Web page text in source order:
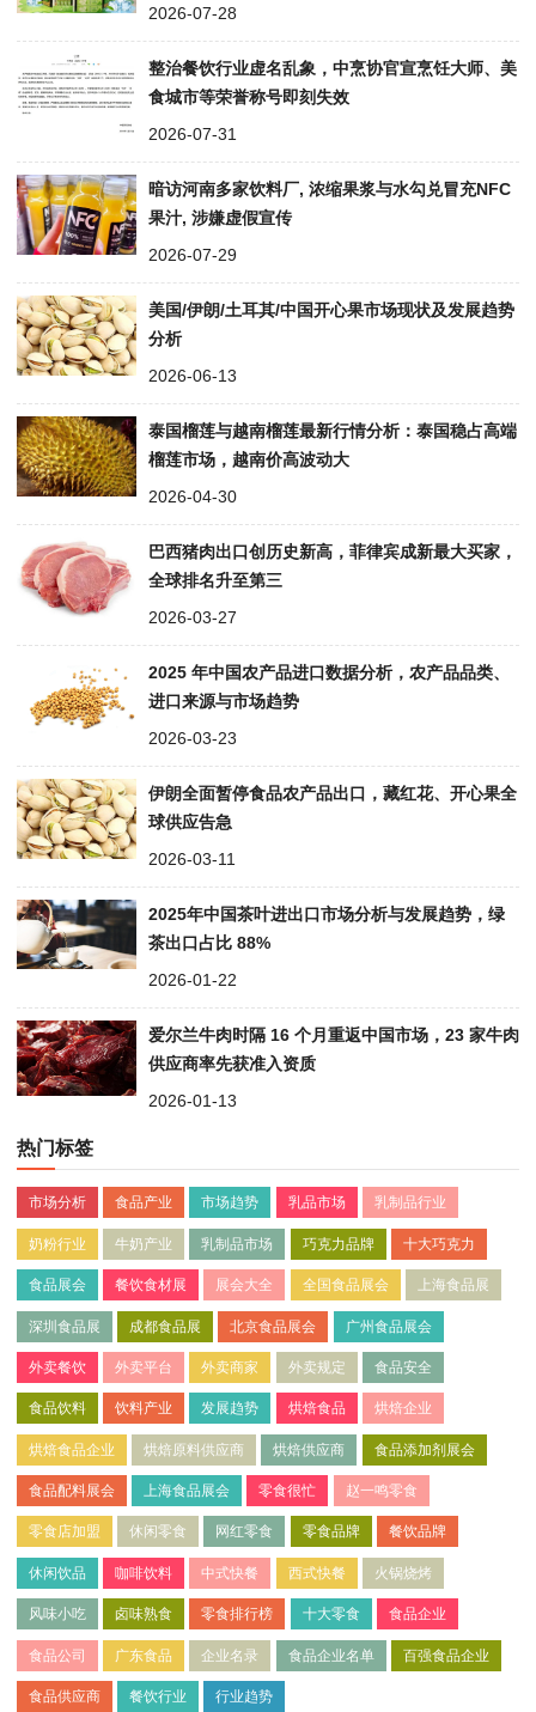
2026-07-28
整治餐饮行业虚名乱象，中烹协官宣烹饪大师、美
食城市等荣誉称号即刻失效
2026-07-31
暗访河南多家饮料厂, 浓缩果浆与水勾兑冒充NFC
果汁, 涉嫌虚假宣传
2026-07-29
美国/伊朗/土耳其/中国开心果市场现状及发展趋势
分析
2026-06-13
泰国榴莲与越南榴莲最新行情分析：泰国稳占高端
榴莲市场，越南价高波动大
2026-04-30
巴西猪肉出口创历史新高，菲律宾成新最大买家，
全球排名升至第三
2026-03-27
2025 年中国农产品进口数据分析，农产品品类、
进口来源与市场趋势
2026-03-23
伊朗全面暂停食品农产品出口，藏红花、开心果全
球供应告急
2026-03-11
2025年中国茶叶进出口市场分析与发展趋势，绿
茶出口占比 88%
2026-01-22
爱尔兰牛肉时隔 16 个月重返中国市场，23 家牛肉
供应商率先获准入资质
2026-01-13
热门标签
市场分析 食品产业 市场趋势 乳品市场 乳制品行业
奶粉行业 牛奶产业 乳制品市场 巧克力品牌 十大巧克力
食品展会 餐饮食材展 展会大全 全国食品展会 上海食品展
深圳食品展 成都食品展 北京食品展会 广州食品展会
外卖餐饮 外卖平台 外卖商家 外卖规定 食品安全
食品饮料 饮料产业 发展趋势 烘焙食品 烘焙企业
烘焙食品企业 烘焙原料供应商 烘焙供应商 食品添加剂展会
食品配料展会 上海食品展会 零食很忙 赵一鸣零食
零食店加盟 休闲零食 网红零食 零食品牌 餐饮品牌
休闲饮品 咖啡饮料 中式快餐 西式快餐 火锅烧烤
风味小吃 卤味熟食 零食排行榜 十大零食 食品企业
食品公司 广东食品 企业名录 食品企业名单 百强食品企业
食品供应商 餐饮行业 行业趋势